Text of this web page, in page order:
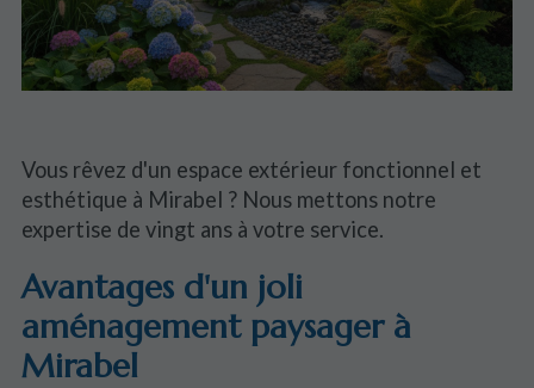
Vous rêvez d'un espace extérieur fonctionnel et
esthétique à Mirabel ? Nous mettons notre
expertise de vingt ans à votre service.
Avantages d'un joli
aménagement paysager à
Mirabel